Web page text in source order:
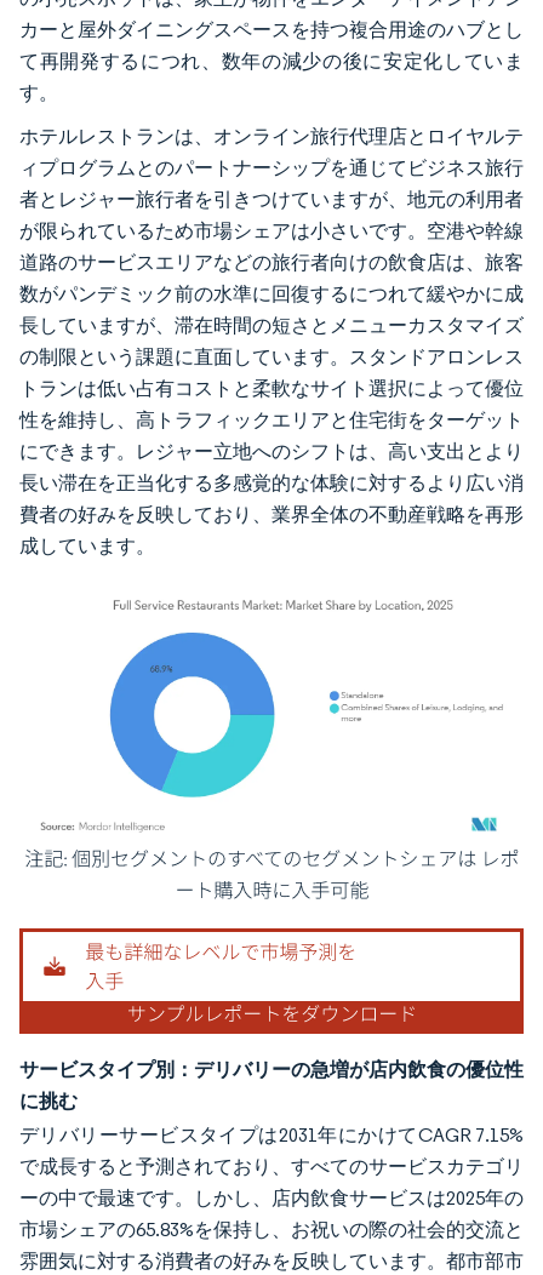
カーと屋外ダイニングスペースを持つ複合用途のハブとし
て再開発するにつれ、数年の減少の後に安定化していま
す。
ホテルレストランは、オンライン旅行代理店とロイヤルテ
ィプログラムとのパートナーシップを通じてビジネス旅行
者とレジャー旅行者を引きつけていますが、地元の利用者
が限られているため市場シェアは小さいです。空港や幹線
道路のサービスエリアなどの旅行者向けの飲食店は、旅客
数がパンデミック前の水準に回復するにつれて緩やかに成
長していますが、滞在時間の短さとメニューカスタマイズ
の制限という課題に直面しています。スタンドアロンレス
トランは低い占有コストと柔軟なサイト選択によって優位
性を維持し、高トラフィックエリアと住宅街をターゲット
にできます。レジャー立地へのシフトは、高い支出とより
長い滞在を正当化する多感覚的な体験に対するより広い消
費者の好みを反映しており、業界全体の不動産戦略を再形
成しています。
画像 © Mordor Intelligence。再利用にはCC BY 4.0の表示が必要です。
サービスタイプ別：デリバリーの急増が店内飲食の優位性
に挑む
デリバリーサービスタイプは2031年にかけてCAGR 7.15%
で成長すると予測されており、すべてのサービスカテゴリ
ーの中で最速です。しかし、店内飲食サービスは2025年の
市場シェアの65.83%を保持し、お祝いの際の社会的交流と
雰囲気に対する消費者の好みを反映しています。都市部市